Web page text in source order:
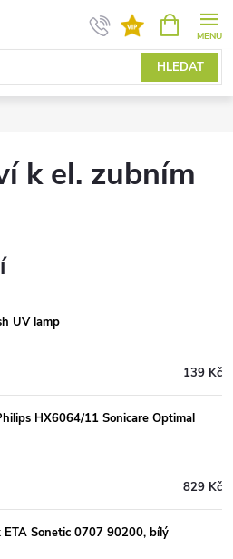
HLEDAT
NÁKUPNÍ
KOŠÍK
k el. zubním
UV lamp
139 Kč
HX6064/11 Sonicare Optimal
829 Kč
Sonetic 0707 90200, bílý